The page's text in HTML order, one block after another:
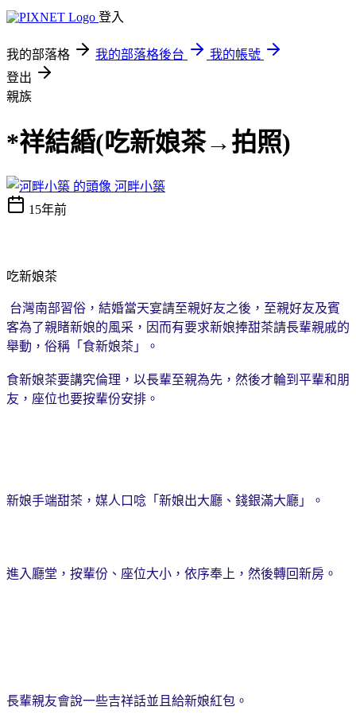
登入
我的部落格 我的部落格後台
我的帳號
登出
親族
*祥結緍(吃新娘茶→拍照)
河畔小築
15年前
吃新娘茶
台灣南部習俗，結婚當天宴請至親好友之後，至親好友及賓
客為了親睹新娘的風采，因而有要求新娘捧甜茶請長輩親戚的
舉動，俗稱「食新娘茶」。
食新娘茶要講究倫理，以長輩至親為先，然後才輪到平輩和朋
友，座位也要按輩份安排。
新娘手端甜茶，媒人口唸「新娘出大廳、錢銀滿大廳」。
進入廳堂，按輩份、座位大小，依序奉上，然後轉回新房。
長輩親友會說一些吉祥話並且給新娘紅包 。